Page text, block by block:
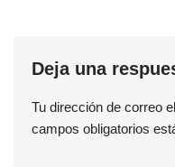
Deja una
Tu dirección de correo
campos obligatorios